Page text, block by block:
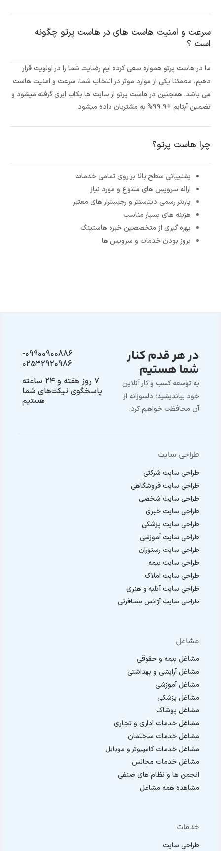
سرعت و امنیت هاست های در هاست پرتو چگونه
است ؟
ما در هاست پرتو همواره سعی کرده ایم رضایت شما را در اولویت قرار
دهیم، مطمئنا یکی از موارد موثر در انتخاب شما، سرعت و امنیت هاست
می باشد. همچنین در هاست پرتو از سایت ها بکاپ ابری گرفته میشود و
تضمین آپتایم +۹۹.۹% به مشتریان داده میشود.
چرا هاست پرتو؟
پشتیبانی سطح بالا بر روی تمامی خدمات
ارائه سرویس های متنوع و مورد نیاز
پارتنر رسمی دیتاسنتر و رجیسترار های معتبر
هزینه های بسیار مناسب
بهره گیری از متخصصین خبره هاستینگ
بروز بودن خدمات و سرویس ها
در هر قدم کنار
شما هستیم
به توسعه کسب و کار آنلاین
خود بیاندیشید؛ دلسوزانه از
آن محافظت خواهیم کرد.
09900900886-
02532920986
۷ روز هفته و ۲۴ ساعته
پاسخگوی تیکت‌های شما
هستیم
طراحی سایت
طراحی سایت شرکتی
طراحی سایت فروشگاهی
طراحی سایت شخصی
طراحی سایت خبری
طراحی سایت پزشکی
طراحی سایت آموزشی
طراحی سایت رستوران
طراحی سایت بیمه
طراحی سایت املاک
طراحی سایت آتلیه و هنری
طراحی سایت آژانس مسافرتی
مشاغل
مشاغل بیمه و حقوقی
مشاغل آرایشی و بهداشتی
مشاغل آموزشی
مشاغل پزشکی
مشاغل پوشاک
مشاغل خدمات اداری و تجاری
مشاغل خدمات ساختمان
مشاغل خدمات کامپیوتر و موبایل
مشاغل خدمات مجالس
انجمن ها و نظام های صنفی
مشاهده همه مشاغل
خدمات
طراحی سایت